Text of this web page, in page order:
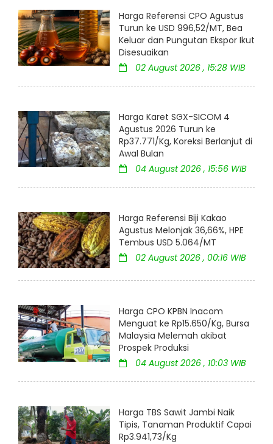
Harga Referensi CPO Agustus
Turun ke USD 996,52/MT, Bea
Keluar dan Pungutan Ekspor Ikut
Disesuaikan
02 August 2026 , 15:28 WIB
Harga Karet SGX-SICOM 4
Agustus 2026 Turun ke
Rp37.771/Kg, Koreksi Berlanjut di
Awal Bulan
04 August 2026 , 15:56 WIB
Harga Referensi Biji Kakao
Agustus Melonjak 36,66%, HPE
Tembus USD 5.064/MT
02 August 2026 , 00:16 WIB
Harga CPO KPBN Inacom
Menguat ke Rp15.650/Kg, Bursa
Malaysia Melemah akibat
Prospek Produksi
04 August 2026 , 10:03 WIB
Harga TBS Sawit Jambi Naik
Tipis, Tanaman Produktif Capai
Rp3.941,73/Kg